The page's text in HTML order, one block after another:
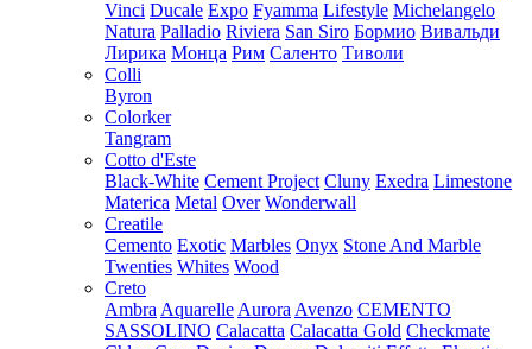
Vinci Ducale Expo Fyamma Lifestyle Michelangelo
Natura Palladio Riviera San Siro Бормио Вивальди
Лирика Монца Рим Саленто Тиволи
Colli
Byron
Colorker
Tangram
Cotto d'Este
Black-White Cement Project Cluny Exedra Limestone
Materica Metal Over Wonderwall
Creatile
Cemento Exotic Marbles Onyx Stone And Marble
Twenties Whites Wood
Creto
Ambra Aquarelle Aurora Avenzo CEMENTO
SASSOLINO Calacatta Calacatta Gold Checkmate